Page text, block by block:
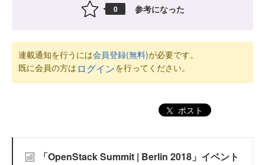
0 参考になった
連載通知を行うには会員登録(無料)が必要です。
既に会員の方は ログインを行ってください。
ポスト
「OpenStack Summit | Berlin 2018」イベント